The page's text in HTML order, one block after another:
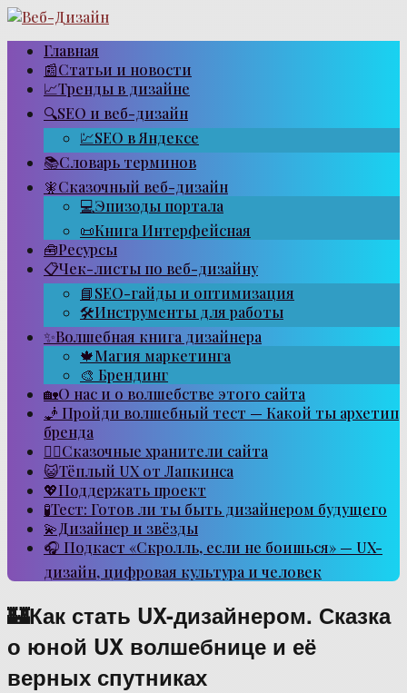
Перейти
контентуГлавная
📰Статьи и новости
📈Тренды в дизайне
🔍SEO и веб-дизайн
💹SEO в Яндексе
📚Словарь терминов
🧚Сказочный веб-дизайн
💻Эпизоды портала
📜Книга Интерфейсная
🧰Ресурсы
📋Чек-листы по веб-дизайну
📘SEO-гайды и оптимизация
🛠Инструменты для работы
✨Волшебная книга дизайнера
🍁Магия маркетинга
🎨 Брендинг
🏡О нас и о волшебстве этого сайта
🧞 Пройди волшебный тест — Какой ты архетип
бренда
🧙‍♂️Сказочные хранители сайта
😺Тёплый UX от Лапкинса
💖Поддержать проект
🧪Тест: Готов ли ты быть дизайнером будущего
💫Дизайнер и звёзды
🎧 Подкаст «Скролль, если не боишься» — UX-
дизайн, цифровая культура и человек
🏰Как стать UX-дизайнером. Сказка
о юной UX волшебнице и её
верных спутниках